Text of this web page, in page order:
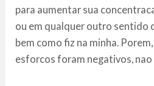
para aumentar sua
ou em qualquer outro sentido
bem como fiz na minha.
esforcos foram negativos, nao